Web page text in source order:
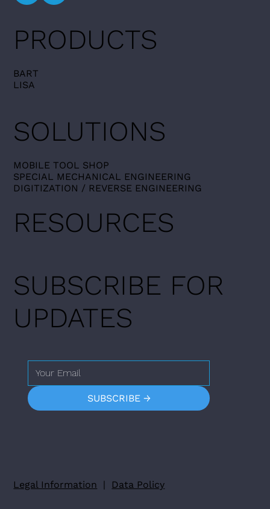
Legal Information Data Policy
PRODUCTS
BART
LISA
SOLUTIONS
MOBILE TOOL SHOP​
SPECIAL MECHANICAL ENGINEERING
DIGITIZATION / REVERSE ENGINEERING
RESOURCES
SUBSCRIBE FOR
UPDATES
SUBSCRIBE →